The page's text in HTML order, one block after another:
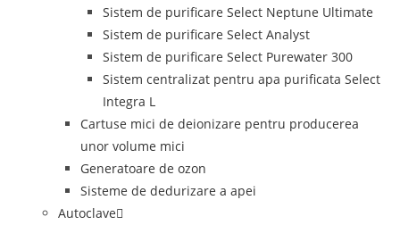
Sistem de purificare Select Neptune Ultimate
Sistem de purificare Select Analyst
Sistem de purificare Select Purewater 300
Sistem centralizat pentru apa purificata Select
Integra L
Cartuse mici de deionizare pentru producerea
unor volume mici
Generatoare de ozon
Sisteme de dedurizare a apei
Autoclave